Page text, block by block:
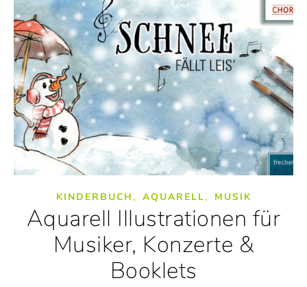
KINDERBUCH , AQUARELL, MUSIK
Aquarell Illustrationen für
Musiker, Konzerte &
Booklets